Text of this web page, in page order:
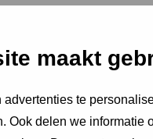
maakt
te
Ook delen we informatie
snakken naar rust,
Nederlands Centrum